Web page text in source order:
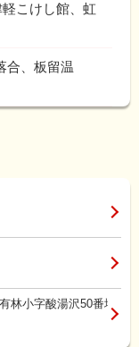
こけし館、虹
合、板留温
林小字酸湯沢50番地